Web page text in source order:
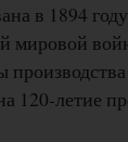
в 1894
мировой
120-летие